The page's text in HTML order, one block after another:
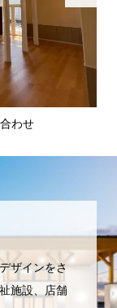
わせ
ザインをさ
施設、店舗